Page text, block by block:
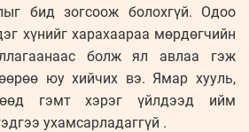
бид зогсоож болохгүй. Одоо
хүнийг харахаараа мөрдөгчийн
болж ял авлаа гэж
юу хийчих вэ. Ямар хууль,
гэмт хэрэг үйлдээд ийм
ухамсарладаггүй .